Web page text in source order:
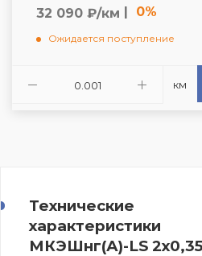
32 090 ₽/км | 0%
Ожидается поступление
км
Технические
характеристики
МКЭШнг(А)-LS 2х0,35